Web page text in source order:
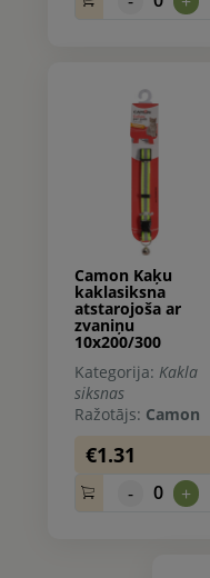
Camon Kaķu
kaklasiksna
atstarojoša ar
zvaniņu
10x200/300
Kategorija: Kakla
siksnas
Ražotājs: Camon
€1.31
- 0 +